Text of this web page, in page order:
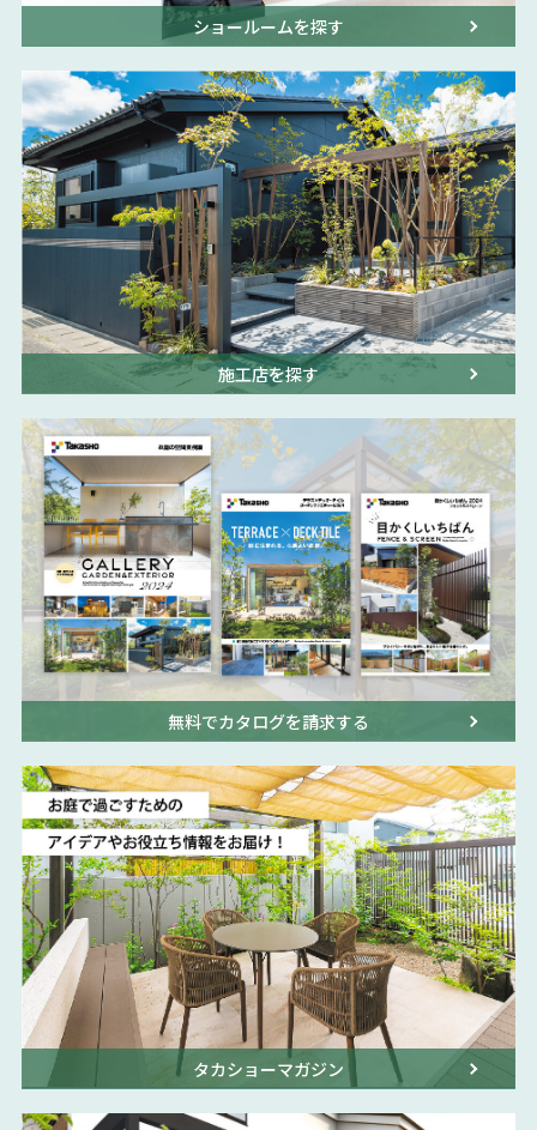
ショールームを探す
施工店を探す
無料でカタログを請求する
タカショーマガジン